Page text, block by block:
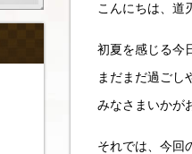
こんにちは、道
初夏を感じる今
まだまだ過ごし
みなさまいかが
それでは、今回